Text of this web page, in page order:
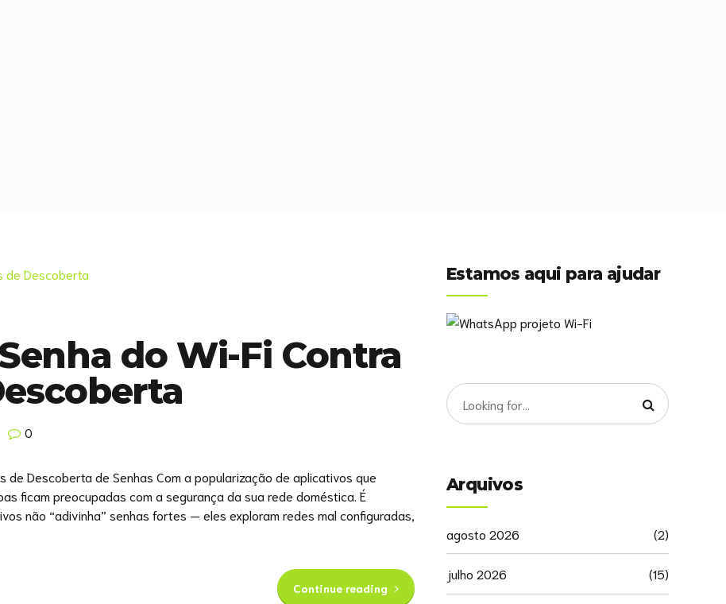
do Wi-Fi Contra
0
de Descoberta de Senhas Com a popularização de aplicativos que
ficam preocupadas com a segurança da sua rede doméstica. É
não “adivinha” senhas fortes — eles exploram redes mal configuradas,
Continue reading
Estamos aqui para ajudar
Arquivos
agosto 2026 (2)
julho 2026 (15)